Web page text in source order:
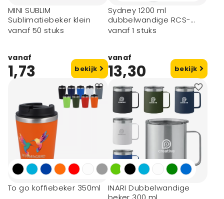
MINI SUBLIM
Sublimatiebeker klein
vanaf 50 stuks
vanaf
1,73 bekijk
Sydney 1200 ml
dubbelwandige RCS-
gecertificeerde koperen
vanaf 1 stuks
vanaf
13,30 bekijk
To go koffiebeker 350ml
INARI Dubbelwandige